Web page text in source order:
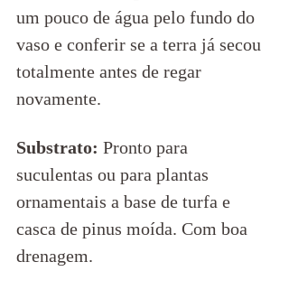
um pouco de água pelo fundo do
vaso e conferir se a terra já secou
totalmente antes de regar
novamente.
Substrato: Pronto para
suculentas ou para plantas
ornamentais a base de turfa e
casca de pinus moída. Com boa
drenagem.